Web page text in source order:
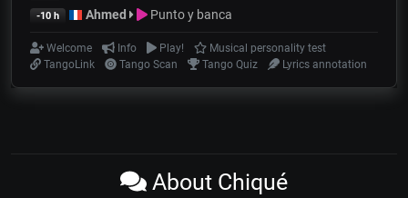
-10 h Ahmed Punto y banca
Welcome Info Play!
Musical personality test
TangoLink
Tango Scan Tango Quiz Lyrics annotation
About Chiqué